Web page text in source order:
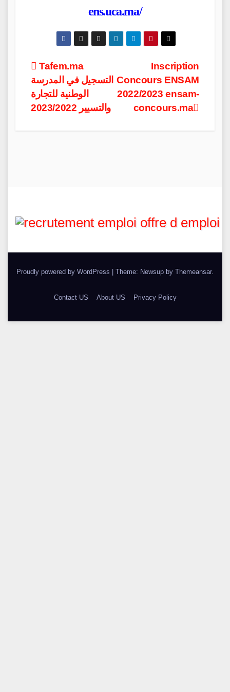
ens.uca.ma/
Post
navigation
Inscription
Concours ENSAM
2022/2023 ensam-
concours.ma
Tafem.ma
التسجيل في المدرسة
الوطنية للتجارة
والتسيير 2023/2022
Proudly powered by WordPress Theme: Newsup by Themeansar.
Contact US About US Privacy Policy